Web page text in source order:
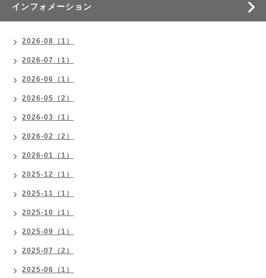
インフォメーション
2026-08（1）
2026-07（1）
2026-06（1）
2026-05（2）
2026-03（1）
2026-02（2）
2026-01（1）
2025-12（1）
2025-11（1）
2025-10（1）
2025-09（1）
2025-07（2）
2025-06（1）